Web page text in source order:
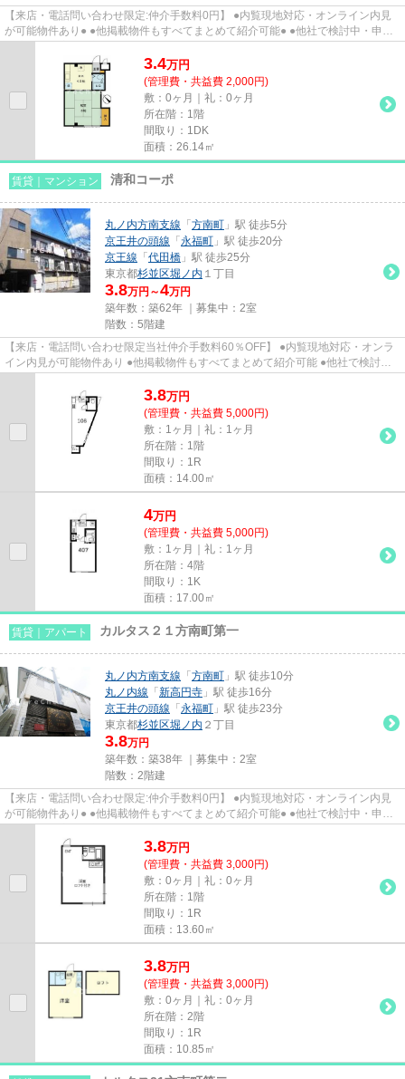
【来店・電話問い合わせ限定:仲介手数料0円】 ●内覧現地対応・オンライン内見
が可能物件あり● ●他掲載物件もすべてまとめて紹介可能● ●他社で検討中・申込
3.4万円
(管理費・共益費 2,000円)
敷：0ヶ月｜礼：0ヶ月
所在階：1階
間取り：1DK
面積：26.14㎡
賃貸｜マンション 清和コーポ
丸ノ内方南支線 「 方南町 」駅 徒歩5分
京王井の頭線 「 永福町 」駅 徒歩20分
京王線 「 代田橋 」駅 徒歩25分
東京都杉並区堀ノ内 １丁目
3.8万円～4万円
築年数：築62年 ｜募集中： 2室
階数：5階建
【来店・電話問い合わせ限定当社仲介手数料60％OFF】 ●内覧現地対応・オンラ
イン内見が可能物件あり ●他掲載物件もすべてまとめて紹介可能 ●他社で検討
3.8万円
(管理費・共益費 5,000円)
敷：1ヶ月｜礼：1ヶ月
所在階：1階
間取り：1R
面積：14.00㎡
4万円
(管理費・共益費 5,000円)
敷：1ヶ月｜礼：1ヶ月
所在階：4階
間取り：1K
面積：17.00㎡
賃貸｜アパート カルタス２１方南町第一
丸ノ内方南支線 「 方南町 」駅 徒歩10分
丸ノ内線 「 新高円寺 」駅 徒歩16分
京王井の頭線 「 永福町 」駅 徒歩23分
東京都杉並区堀ノ内 ２丁目
3.8万円
築年数：築38年 ｜募集中： 2室
階数：2階建
【来店・電話問い合わせ限定:仲介手数料0円】 ●内覧現地対応・オンライン内見
が可能物件あり● ●他掲載物件もすべてまとめて紹介可能● ●他社で検討中・申込
3.8万円
(管理費・共益費 3,000円)
敷：0ヶ月｜礼：0ヶ月
所在階：1階
間取り：1R
面積：13.60㎡
3.8万円
(管理費・共益費 3,000円)
敷：0ヶ月｜礼：0ヶ月
所在階：2階
間取り：1R
面積：10.85㎡